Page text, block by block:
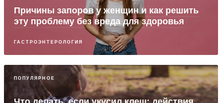
Причины запоров у женщин и как решить
эту проблему без вреда для здоровья
ГАСТРОЭНТЕРОЛОГИЯ
ПОПУЛЯРНОЕ